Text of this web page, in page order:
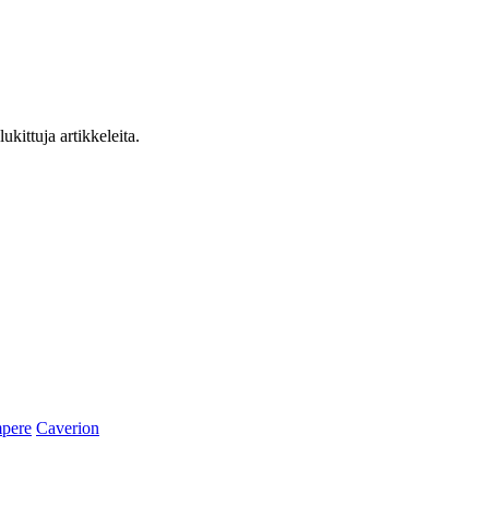
artikkeleita.
Caverion